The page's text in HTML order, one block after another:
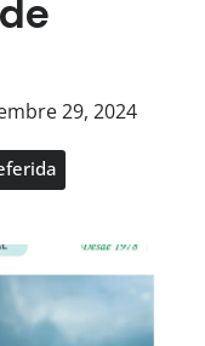
29, 2024